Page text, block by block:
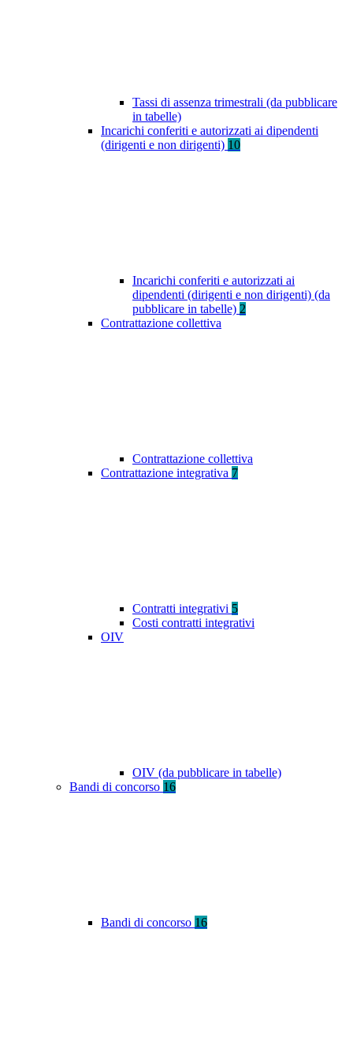
Tassi di assenza trimestrali (da pubblicare
in tabelle)
Incarichi conferiti e autorizzati ai dipendenti
(dirigenti e non dirigenti) 10
Incarichi conferiti e autorizzati ai
dipendenti (dirigenti e non dirigenti) (da
pubblicare in tabelle) 2
Contrattazione collettiva
Contrattazione collettiva
Contrattazione integrativa 7
Contratti integrativi 5
Costi contratti integrativi
OIV
OIV (da pubblicare in tabelle)
Bandi di concorso 16
Bandi di concorso 16